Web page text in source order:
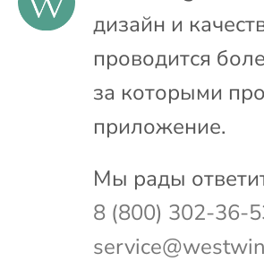
дизайн и
проводится
за которыми
приложение.
Мы рады
8 (800) 302-36-